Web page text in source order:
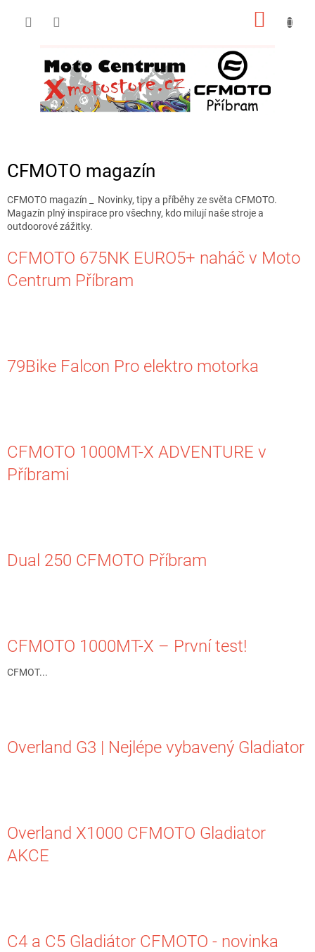
CFMOTO magazín
CFMOTO magazín _ Novinky, tipy a příběhy ze světa CFMOTO.
Magazín plný inspirace pro všechny, kdo milují naše stroje a
outdoorové zážitky.
V
ý
p
á
n
CFMOTO 675NK EURO5+ naháč v Moto
Centrum Příbram
79Bike Falcon Pro elektro motorka
CFMOTO 1000MT-X ADVENTURE v
Příbrami
Dual 250 CFMOTO Příbram
CFMOTO 1000MT-X – První test!
CFMOT...
Overland G3 | Nejlépe vybavený Gladiator
Overland X1000 CFMOTO Gladiator
AKCE
C4 a C5 Gladiátor CFMOTO - novinka